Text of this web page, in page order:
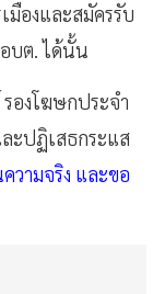
มืองและสมัครรับ
บต. ได้นั้น
องโฆษกประจำ
ะปฏิเสธกระแส
วามจริง และขอ